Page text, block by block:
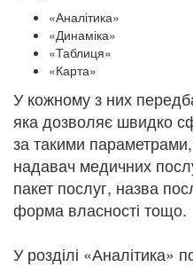
«Аналітика»
«Динаміка»
«Таблиця»
«Карта»
У кожному з них
яка дозволяє швидко
за такими
надавач медичних
пакет послуг, назва
форма власності тощо.
У розділі «Аналітика»